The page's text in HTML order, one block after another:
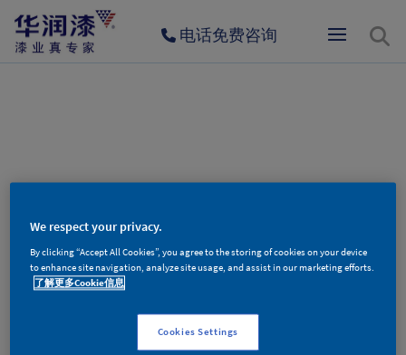
电话免费咨询
404
We respect your privacy.
By clicking “Accept All Cookies”, you agree to the storing of cookies on your device
to enhance site navigation, analyze site usage, and assist in our marketing efforts.
了解更多Cookie信息
Cookies Settings